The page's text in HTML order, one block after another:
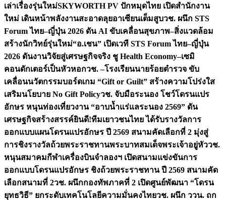
เล่าเรื่องรุ่นใหม่SKYWORTH PV ปักหมุดไทย เปิดสำนักงาน
ใหม่ เดินหน้าพลังงานสะอาดลุยอาเซียนเต็มสูบวช. ผนึก STS
Forum ไทย–ญี่ปุ่น 2026 ดัน AI ขับเคลื่อนสุขภาพ–สิ่งแวดล้อม
สร้างนักวิทย์รุ่นใหม่“อ.เชน” เปิดเวที STS Forum ไทย–ญี่ปุ่น
2026 ดันงานวิจัยสู่เศรษฐกิจจริง ชู Health Economy–เซมิ
คอนดักเตอร์เป็นหัวหอกวช. –โรงเรียนนายร้อยตำรวจ ขับ
เคลื่อนนวัตกรรมบอร์ดเกม “Gift or Guilt” สร้างความโปร่งใส
เสริมนโยบาย No Gift Policyวช. จับมือระนอง โชว์โดรนแปร
อักษร หนุนท่องเที่ยวงาน “อาบน้ำแร่แลระนอง 2569” ดัน
เศรษฐกิจสร้างสรรค์ยินดี!ทีมเยาวชนไทย ได้รับรางวัลการ
ออกแบบแผนโดรนแปรอักษร ปี 2569 สนามคัดเลือกที่ 2 มุ่งสู่
การชิงรางวัลถ้วยพระราชทานพระบาทสมเด็จพระเจ้าอยู่หัววช.
หนุนสมาคมกีฬาเครื่องบินจำลองฯ เปิดสนามแข่งขันการ
ออกแบบโดรนแปรอักษร ชิงถ้วยพระราชทาน ปี 2569 สนามคัด
เลือกสนามที่ 2วช. ผนึกกองทัพภาคที่ 2 เปิดศูนย์พัฒนา “โดรน
ยุทธวิธี” ยกระดับเทคโนโลยีความมั่นคงไทยวช. ผนึก ววน. ถก